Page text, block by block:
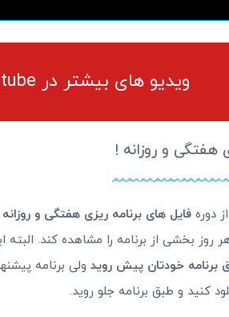
ویدیو های بیشتر در youtube (کلیک کنید)
هفتگی و روزانه !
دوره فایل های برنامه ریزی هفتگی و روزانه
روز بخشی از برنامه را مشاهده کند. البته
برنامه خودتان پیش رویدولی برنامه
کنید و طبق برنامه جلو روید.